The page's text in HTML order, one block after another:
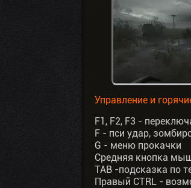
Управление и
F1, F2, F3 -
F - пси удар,
G - меню прокачки
Средняя кнопка
TAB -подсказка по
Правый CTRL -